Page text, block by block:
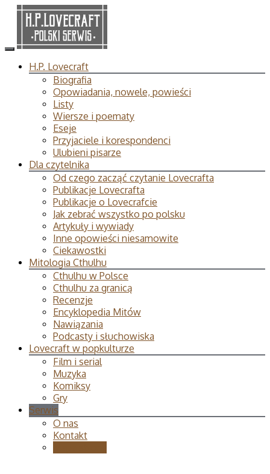
H.P. Lovecraft
Biografia
Opowiadania, nowele, powieści
Listy
Wiersze i poematy
Eseje
Przyjaciele i korespondenci
Ulubieni pisarze
Dla czytelnika
Od czego zacząć czytanie Lovecrafta
Publikacje Lovecrafta
Publikacje o Lovecrafcie
Jak zebrać wszystko po polsku
Artykuły i wywiady
Inne opowieści niesamowite
Ciekawostki
Mitologia Cthulhu
Cthulhu w Polsce
Cthulhu za granicą
Recenzje
Encyklopedia Mitów
Nawiązania
Podcasty i słuchowiska
Lovecraft w popkulturze
Film i serial
Muzyka
Komiksy
Gry
Serwis
O nas
Kontakt